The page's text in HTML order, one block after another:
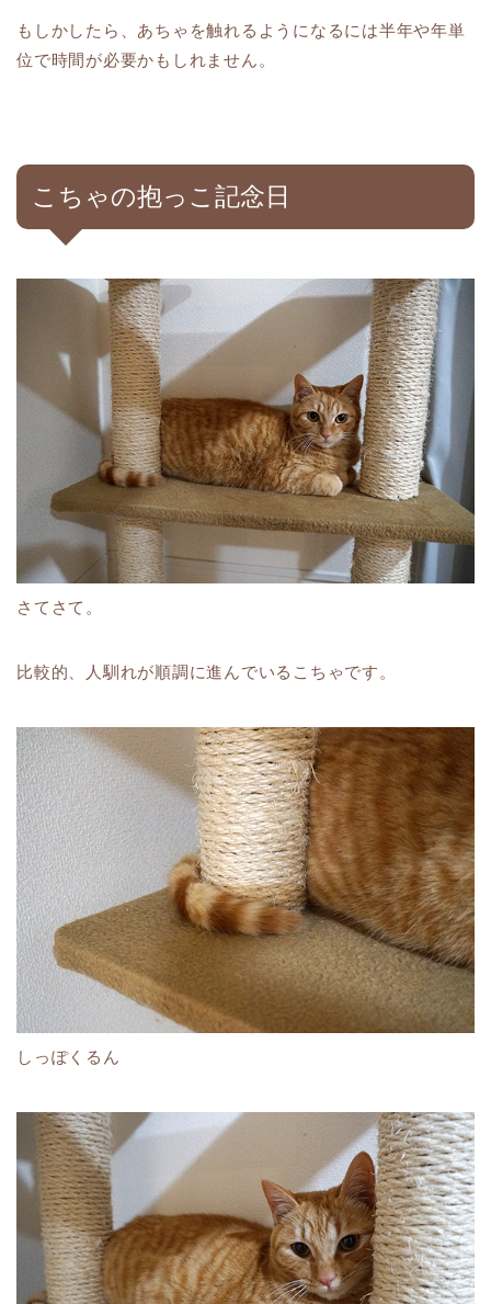
もしかしたら、あちゃを触れるようになるには半年や年単
位で時間が必要かもしれません。
こちゃの抱っこ記念日
さてさて。
比較的、人馴れが順調に進んでいるこちゃです。
しっぽくるん